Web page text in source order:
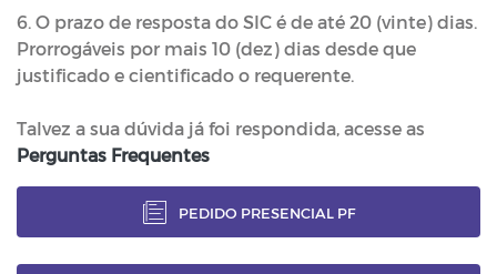
6. O prazo de resposta do SIC é de até 20 (vinte) dias.
Prorrogáveis por mais 10 (dez) dias desde que
justificado e cientificado o requerente.
Talvez a sua dúvida já foi respondida, acesse as
Perguntas Frequentes
PEDIDO PRESENCIAL PF